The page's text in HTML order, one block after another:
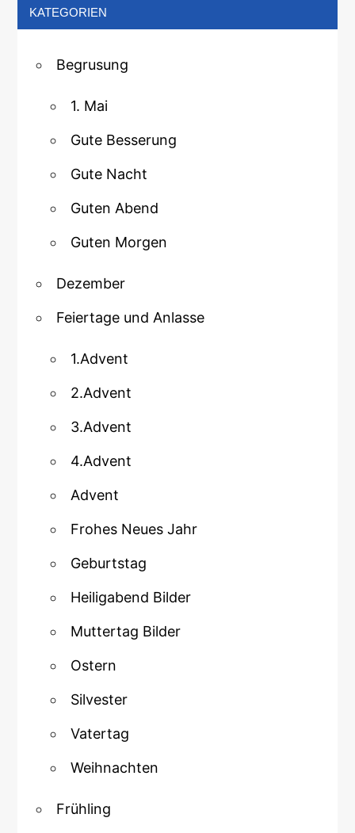
KATEGORIEN
Begrusung
1. Mai
Gute Besserung
Gute Nacht
Guten Abend
Guten Morgen
Dezember
Feiertage und Anlasse
1.Advent
2.Advent
3.Advent
4.Advent
Advent
Frohes Neues Jahr
Geburtstag
Heiligabend Bilder
Muttertag Bilder
Ostern
Silvester
Vatertag
Weihnachten
Frühling